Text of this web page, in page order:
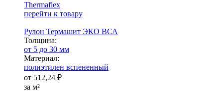
Thermaflex
перейти к товару
Рулон Термашит ЭКО ВСА
Тол­щи­на:
от 5 до 30 мм
Ма­­те­­ри­­ал:
полиэтилен вспененный
от 512,24 ₽
за м²